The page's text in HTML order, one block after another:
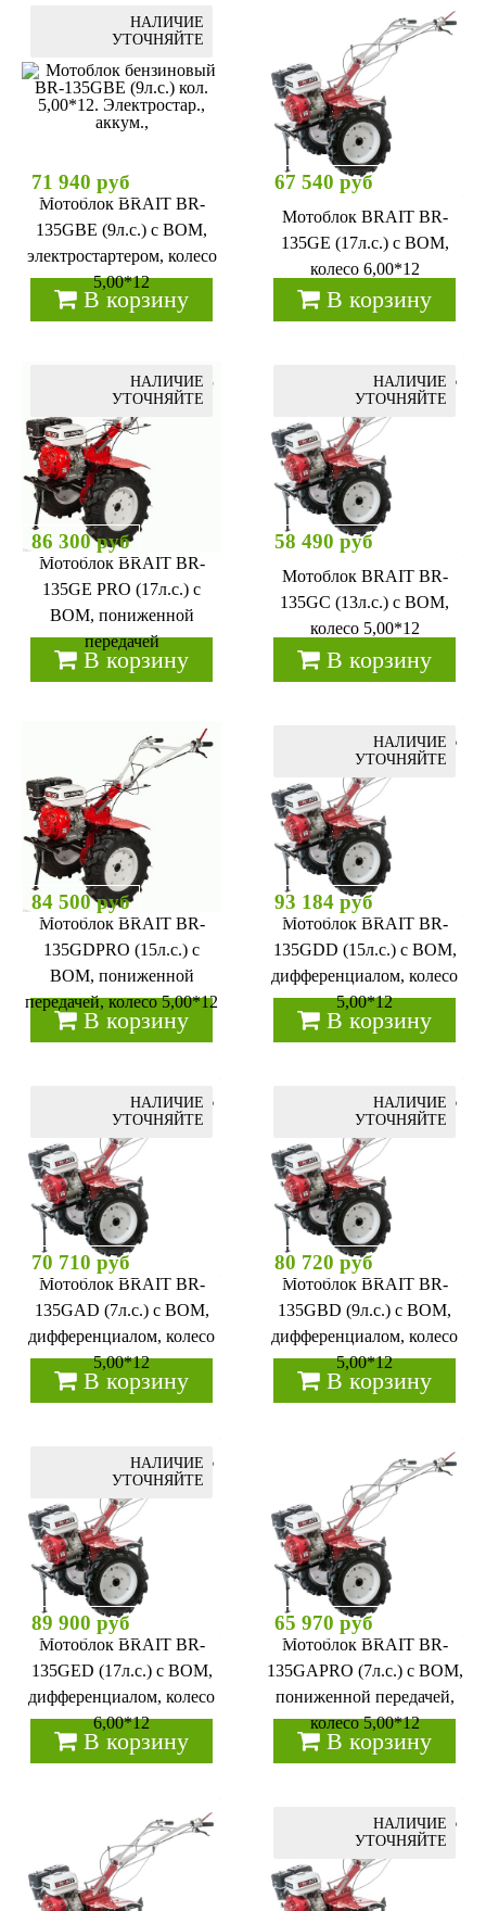
НАЛИЧИЕ
УТОЧНЯЙТЕ
71 940 руб
Мотоблок BRAIT BR-
135GBЕ (9л.с.) с ВОМ,
электростартером, колесо
5,00*12
В корзину
67 540 руб
Мотоблок BRAIT BR-
135GЕ (17л.с.) с ВОМ,
колесо 6,00*12
В корзину
НАЛИЧИЕ
УТОЧНЯЙТЕ
86 300 руб
Мотоблок BRAIT BR-
135GЕ PRO (17л.с.) с
ВОМ, пониженной
передачей
В корзину
НАЛИЧИЕ
УТОЧНЯЙТЕ
58 490 руб
Мотоблок BRAIT BR-
135GС (13л.с.) с ВОМ,
колесо 5,00*12
В корзину
84 500 руб
Мотоблок BRAIT BR-
135GDPRO (15л.с.) с
ВОМ, пониженной
передачей, колесо 5,00*12
В корзину
НАЛИЧИЕ
УТОЧНЯЙТЕ
93 184 руб
Мотоблок BRAIT BR-
135GDD (15л.с.) с ВОМ,
дифференциалом, колесо
5,00*12
В корзину
НАЛИЧИЕ
УТОЧНЯЙТЕ
70 710 руб
Мотоблок BRAIT BR-
135GАD (7л.с.) с ВОМ,
дифференциалом, колесо
5,00*12
В корзину
НАЛИЧИЕ
УТОЧНЯЙТЕ
80 720 руб
Мотоблок BRAIT BR-
135GBD (9л.с.) с ВОМ,
дифференциалом, колесо
5,00*12
В корзину
НАЛИЧИЕ
УТОЧНЯЙТЕ
89 900 руб
Мотоблок BRAIT BR-
135GЕD (17л.с.) с ВОМ,
дифференциалом, колесо
6,00*12
В корзину
65 970 руб
Мотоблок BRAIT BR-
135GАPRO (7л.с.) с ВОМ,
пониженной передачей,
колесо 5,00*12
В корзину
НАЛИЧИЕ
УТОЧНЯЙТЕ